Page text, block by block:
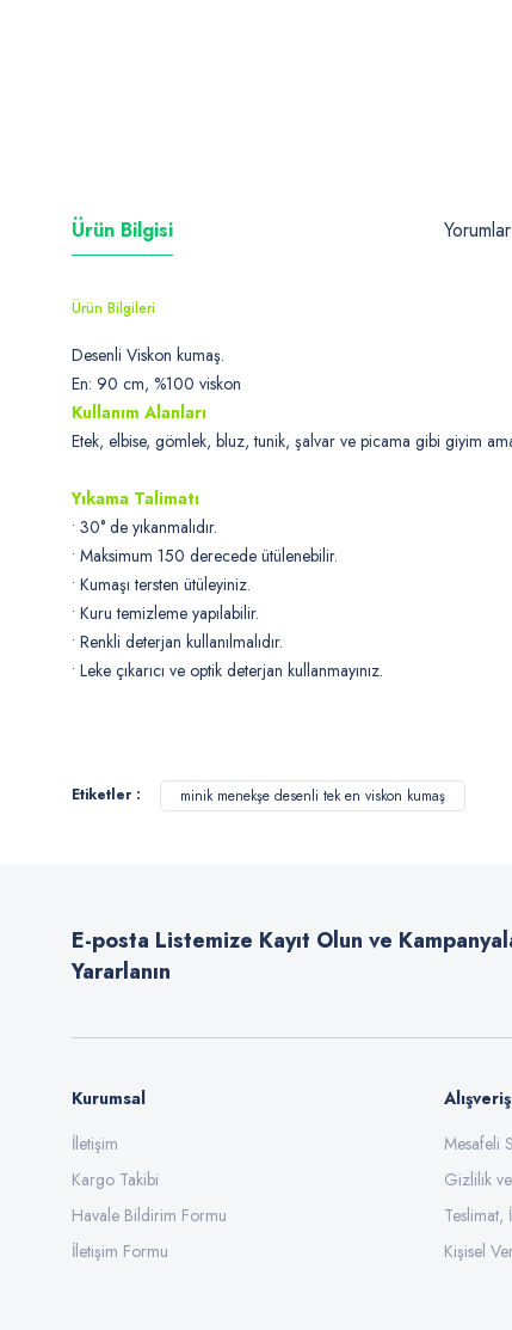
Ürün Bilgisi Yorumlar
Ürün Bilgileri
Desenli Viskon kumaş.
En: 90 cm, %100 viskon
Kullanım Alanları
Etek, elbise, gömlek, bluz, tunik, şalvar ve picama gibi giyim
Yıkama Talimatı
• 30° de yıkanmalıdır.
• Maksimum 150 derecede ütülenebilir.
• Kumaşı tersten ütüleyiniz.
• Kuru temizleme yapılabilir.
• Renkli deterjan kullanılmalıdır.
• Leke çıkarıcı ve optik deterjan kullanmayınız.
Ürün resmi kalitesiz, bozuk veya görüntülenemiyor.
Ürün fiyatı diğer sitelerden daha pahalı.
Bu ürüne benzer farklı alternatifler olmalı.
Etiketler : minik menekşe desenli tek en viskon kumaş
E-posta Listemize Kayıt Olun ve
Yararlanın
Kurumsal
İletişim
Kargo Takibi
Havale Bildirim Formu
İletişim Formu
Alışveriş
Mesafeli
Gizlilik
Teslimat,
Kişisel